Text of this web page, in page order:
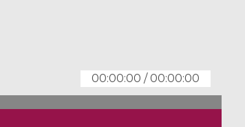
00:00:00 /00:00:00